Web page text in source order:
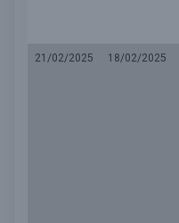
21/02/2025
18/02/2025